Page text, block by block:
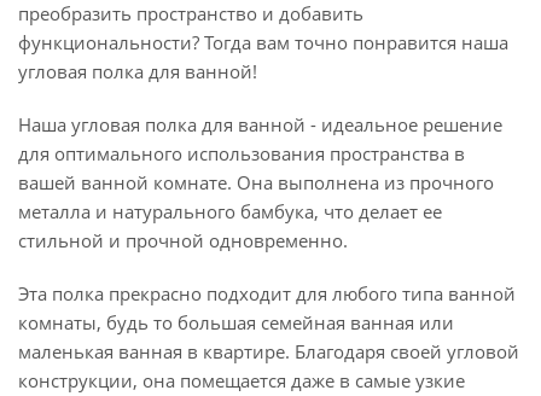
преобразить пространство и добавить
функциональности? Тогда вам точно понравится наша
угловая полка для ванной!
Наша угловая полка для ванной - идеальное решение
для оптимального использования пространства в
вашей ванной комнате. Она выполнена из прочного
металла и натурального бамбука, что делает ее
стильной и прочной одновременно.
Эта полка прекрасно подходит для любого типа ванной
комнаты, будь то большая семейная ванная или
маленькая ванная в квартире. Благодаря своей угловой
конструкции, она помещается даже в самые узкие